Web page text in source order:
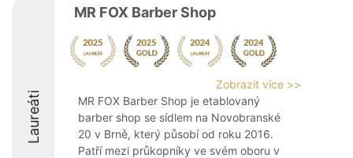
Laureáti
MR FOX Barber Shop
Zobrazit více >>
MR FOX Barber Shop je etablovaný
barber shop se sídlem na Novobranské
20 v Brně, který působí od roku 2016.
Patří mezi průkopníky ve svém oboru v